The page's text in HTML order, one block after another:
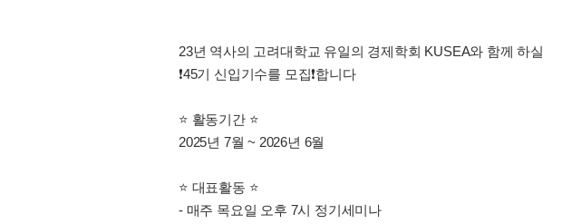
23년 역사의 고려대학교 유일의 경제학회 KUSEA와 함께 하실
❗️45기 신입기수를 모집❗️합니다
⭐️ 활동기간 ⭐️
2025년 7월 ~ 2026년 6월
⭐️ 대표활동 ⭐
- 매주 목요일 오후 7시 정기세미나